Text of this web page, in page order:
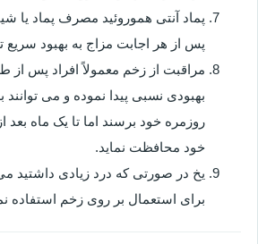
پماد آنتی هموروئید مصرف پماد یا
پس از هر اجابت مزاج به بهبود سریع
مراقبت از زخم معمولاً افراد پس از
بهبودی نسبی پیدا نموده و می توانند
روزمره خود برسند اما تا یک ماه بعد
خود محافظت نماید.
یخ در صورتی که درد زیادی داشتید
برای استعمال بر روی زخم استفاده